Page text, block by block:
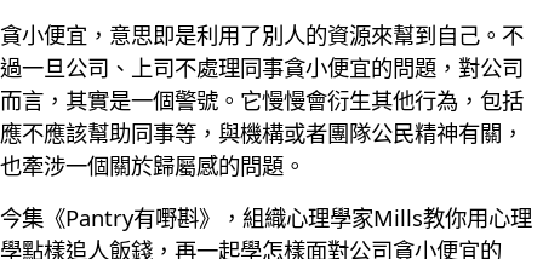
貪小便宜，意思即是利用了別人的資源來幫到自己。不
過一旦公司、上司不處理同事貪小便宜的問題，對公司
而言，其實是一個警號。它慢慢會衍生其他行為，包括
應不應該幫助同事等，與機構或者團隊公民精神有關，
也牽涉一個關於歸屬感的問題。
今集《Pantry有嘢斟》，組織心理學家Mills教你用心理
學點樣追人飯錢，再一起學怎樣面對公司貪小便宜的